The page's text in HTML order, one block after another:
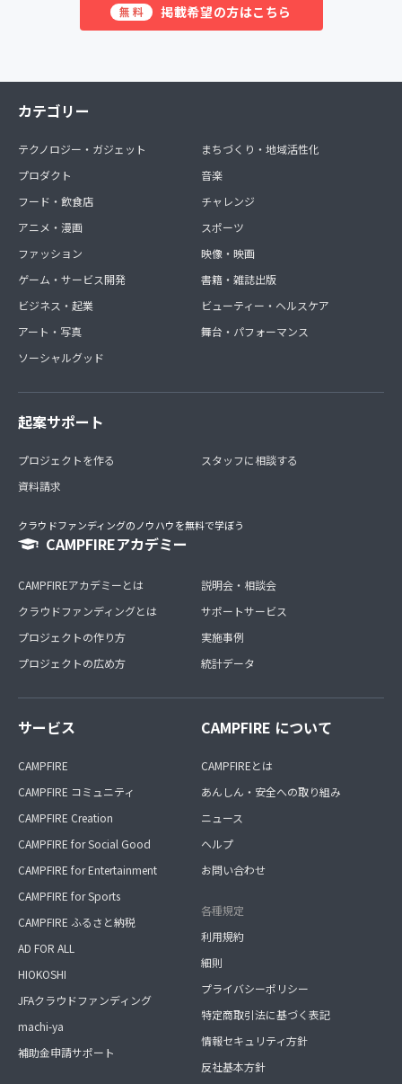
無料 掲載希望の方はこちら
カテゴリー
テクノロジー・ガジェット
プロダクト
フード・飲食店
アニメ・漫画
ファッション
ゲーム・サービス開発
ビジネス・起業
アート・写真
ソーシャルグッド
まちづくり・地域活性化
音楽
チャレンジ
スポーツ
映像・映画
書籍・雑誌出版
ビューティー・ヘルスケア
舞台・パフォーマンス
起案サポート
プロジェクトを作る
資料請求
スタッフに相談する
クラウドファンディングのノウハウを無料で学ぼう
CAMPFIREアカデミー
CAMPFIREアカデミーとは
クラウドファンディングとは
プロジェクトの作り方
プロジェクトの広め方
説明会・相談会
サポートサービス
実施事例
統計データ
サービス
CAMPFIRE
CAMPFIRE コミュニティ
CAMPFIRE Creation
CAMPFIRE for Social Good
CAMPFIRE for Entertainment
CAMPFIRE for Sports
CAMPFIRE ふるさと納税
AD FOR ALL
HIOKOSHI
JFAクラウドファンディング
machi-ya
補助金申請サポート
CAMPFIRE について
CAMPFIREとは
あんしん・安全への取り組み
ニュース
ヘルプ
お問い合わせ
各種規定
利用規約
細則
プライバシーポリシー
特定商取引法に基づく表記
情報セキュリティ方針
反社基本方針